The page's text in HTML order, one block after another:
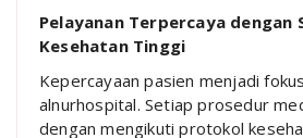
Pelayanan Terpercaya dengan
Kesehatan Tinggi
Kepercayaan pasien menjadi
alnurhospital. Setiap prosedur
dengan mengikuti protokol